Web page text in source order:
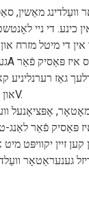
וועַלדינג מאַשין,
די ניי
די מיטל מזרח
גאַז
דערגרייכן 20KW, און די אַוטפּוט וואָולטידזש איז דריי פאַסע 380V.
דיזל מאָטאָר,
פֿאַר לאַנג-